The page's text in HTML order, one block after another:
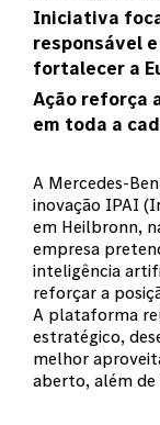
Iniciativa
responsável
fortalecer a
Ação reforça
em toda a
A Mercedes-
inovação IPAI
em Heilbronn,
empresa
inteligência
reforçar a
A plataforma
estratégico,
melhor
aberto, além